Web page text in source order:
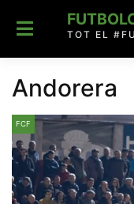
content
TOT EL
Andorera
FCF